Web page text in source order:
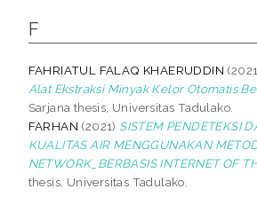
F
FAHRIATUL FALAQ KHAERUDDIN
Alat Ekstraksi Minyak Kelor Otomatis
Sarjana thesis, Universitas Tadulako.
FARHAN (2021) SISTEM PENDETEKSI
KUALITAS AIR MENGGUNAKAN
NETWORK_BERBASIS INTERNET OF
thesis, Universitas Tadulako.